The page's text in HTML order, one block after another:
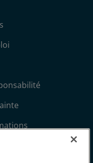
confidentialité